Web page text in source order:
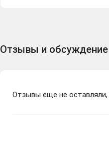
Отзывы и обсуждение
Отзывы еще не оставляли,